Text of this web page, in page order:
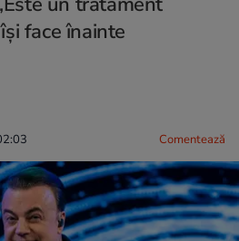
face înainte
Comentează